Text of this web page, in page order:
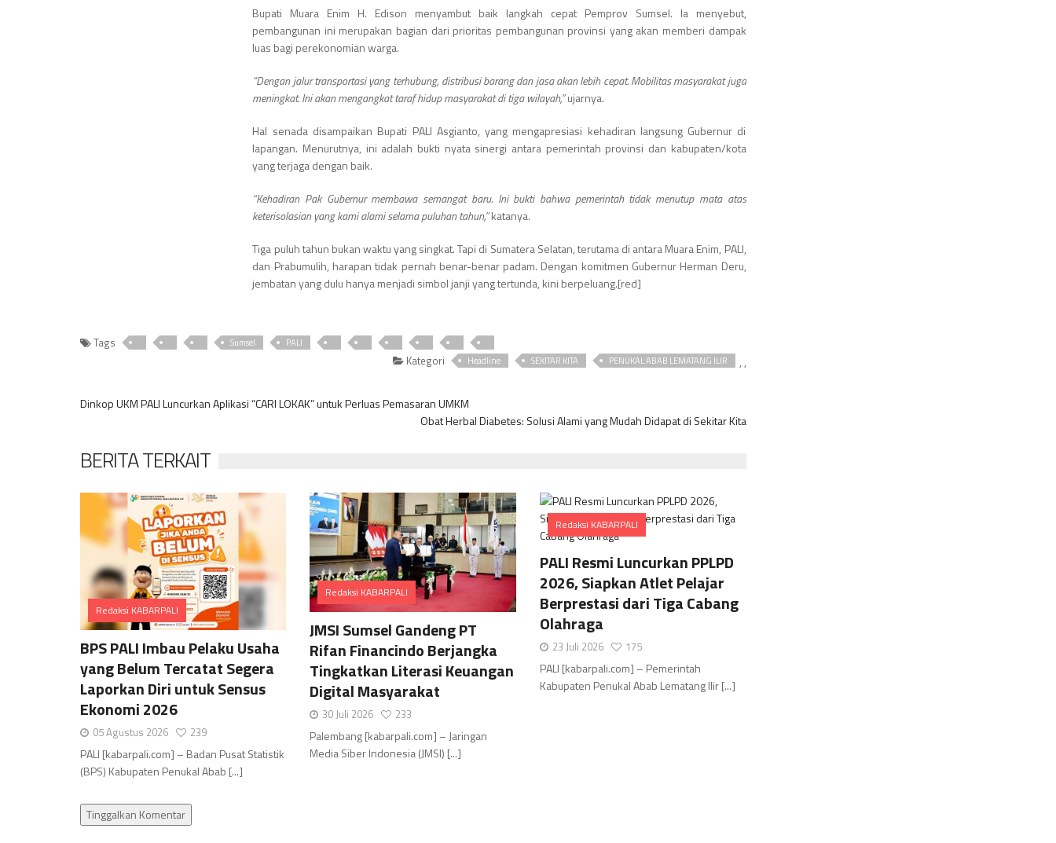
Bupati Muara Enim H. Edison menyambut baik langkah cepat Pemprov Sumsel. Ia menyebut,
pembangunan ini merupakan bagian dari prioritas pembangunan provinsi yang akan memberi dampak
luas bagi perekonomian warga.
“Dengan jalur transportasi yang terhubung, distribusi barang dan jasa akan lebih cepat. Mobilitas masyarakat juga
meningkat. Ini akan mengangkat taraf hidup masyarakat di tiga wilayah,”ujarnya.
Hal senada disampaikan Bupati PALI Asgianto, yang mengapresiasi kehadiran langsung Gubernur di
lapangan. Menurutnya, ini adalah bukti nyata sinergi antara pemerintah provinsi dan kabupaten/kota
yang terjaga dengan baik.
“Kehadiran Pak Gubernur membawa semangat baru. Ini bukti bahwa pemerintah tidak menutup mata atas
keterisolasian yang kami alami selama puluhan tahun,”katanya.
Tiga puluh tahun bukan waktu yang singkat. Tapi di Sumatera Selatan, terutama di antara Muara Enim, PALI,
dan Prabumulih, harapan tidak pernah benar-benar padam. Dengan komitmen Gubernur Herman Deru,
jembatan yang dulu hanya menjadi simbol janji yang tertunda, kini berpeluang.[red]
Tags Sumsel PALI
Kategori Headline ,
SEKITAR KITA ,
PENUKAL ABAB LEMATANG ILIR
Dinkop UKM PALI Luncurkan Aplikasi “CARI LOKAK” untuk Perluas Pemasaran UMKM
Obat Herbal Diabetes: Solusi Alami yang Mudah Didapat di Sekitar Kita
BERITA TERKAIT
Redaksi KABARPALI
Comments
BPS PALI Imbau Pelaku Usaha
yang Belum Tercatat Segera
Laporkan Diri untuk Sensus
Ekonomi 2026
05 Agustus 2026 239
PALI [kabarpali.com] – Badan Pusat Statistik
(BPS) Kabupaten Penukal Abab [...]
Redaksi KABARPALI
Comments
JMSI Sumsel Gandeng PT
Rifan Financindo Berjangka
Tingkatkan Literasi Keuangan
Digital Masyarakat
30 Juli 2026 233
Palembang [kabarpali.com] – Jaringan
Media Siber Indonesia (JMSI) [...]
Redaksi KABARPALI
PALI Resmi Luncurkan PPLPD
2026, Siapkan Atlet Pelajar
Berprestasi dari Tiga Cabang
Olahraga
23 Juli 2026 175
PALI [kabarpali.com] – Pemerintah
Kabupaten Penukal Abab Lematang Ilir [...]
Tinggalkan Komentar